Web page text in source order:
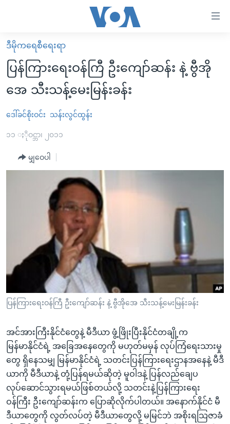
လွယ်ကူ
စေ
များ
ပင်မ
စာမျက်နှာ
သို့
ကြည့်
ရှာဖွေ
ရန်
နေရာ
သို့
ကျော်
ရန်
မူလစာမျက်နှာ
မြန်မာ
ကမ္ဘာ့သတင်းများ
နိုင်ငံတကာ
အစ္စရေး-ပါလက်စတိုင်း
ဗွီဒီယို
အင်္ဂလိပ်စာလေ့လာမယ်
အမေရိကန်သုံးအီဒီယံ
မကြေးမုံရဲ့ အင်္ဂလိပ်စာ
ရုပ်ရှင်ထဲက အင်္ဂလိပ်စာ
သုတပဒေသာ အင်္ဂလိပ်စာ
အပတ်စဉ်ကဏ္ဍများ
ရေဒီယိုနှင့်ရုပ်သံ အချက်အလက်များ
ရေဒီယို/တီဗွီအစီအစဉ်
Learning English
ဗွီအိုအေ လူမှုကွန်ယက်များ
ဘာသာစကားများ
ဒီမိုကရေစီရေးရာ
ပြန်ကြားရေးဝန်ကြီ ဦးကျော်ဆန်း နဲ့ ဗွီအို
အေ သီးသန့်မေးမြန်းခန်း
ဒေါ်ခင်စိုးဝင်း သန်းလွင်ထွန်း
၁၁ ႏိုဝင္ဘာ၊ ၂၀၁၁
မျှဝေပါ
ပြန်ကြားရေးဝန်ကြီ ဦးကျော်ဆန်း နဲ့ ဗွီအိုအေ သီးသန့်မေးမြန်းခန်း
အင်အားကြီးနိုင်ငံတွေနဲ့ မီဒီယာ ဖွံ့ဖြိုးပြီးနိုင်ငံတချို့က
မြန်မာနိုင်ငံရဲ့ အခြေအနေတွေကို မဟုတ်မမှန် လုပ်ကြံရေးသားမှု
တွေ ရှိနေသမျှ မြန်မာနိုင်ငံရဲ့ သတင်းပြန်ကြားရေးဌာနအနေနဲ့ မီဒီ
ယာကို မီဒီယာနဲ့ တုံ့ပြန်ရမယ်ဆိုတဲ့ မူဝါဒနဲ့ ပြန်လည်ချေပ
လုပ်ဆောင်သွားရမယ်ဖြစ်တယ်လို့ သတင်းနဲ့ပြန်ကြားရေး
ဝန်ကြီး ဦးကျော်ဆန်းက ပြောဆိုလိုက်ပါတယ်။ အနောက်နိုင်ငံ မီ
ဒီယာတွေကို လွတ်လပ်တဲ့ မီဒီယာတွေလို့ မမြင်ဘဲ အစိုးရသြဇာခံ